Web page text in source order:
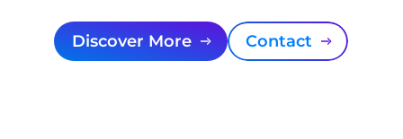
Discover More Contact